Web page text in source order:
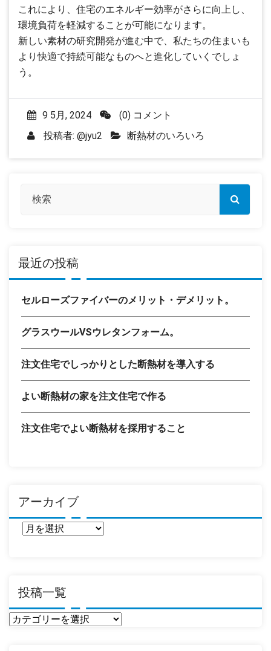
これにより、住宅のエネルギー効率がさらに向上し、
環境負荷を軽減することが可能になります。
新しい素材の研究開発が進む中で、私たちの住まいも
より快適で持続可能なものへと進化していくでしょ
う。
9 5月, 2024
(0) コメント
投稿者: @jyu2 断熱材のいろいろ
最近の投稿
セルローズファイバーのメリット・デメリット。
グラスウールVSウレタンフォーム。
注文住宅でしっかりとした断熱材を導入する
よい断熱材の家を注文住宅で作る
注文住宅でよい断熱材を採用すること
アーカイブ
投稿一覧
投